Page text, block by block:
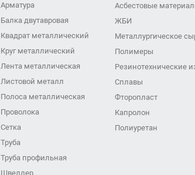
Арматура
Балка двутавровая
Квадрат металлический
Круг металлический
Лента металлическая
Листовой металл
Полоса металлическая
Проволока
Сетка
Труба
Труба профильная
Швеллер
Асбестовые
ЖБИ
Металлургическое
Полимеры
Резинотехнические
Сплавы
Фторопласт
Капролон
Полиуретан